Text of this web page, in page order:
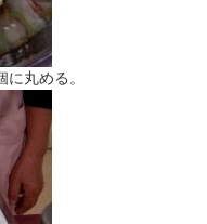
丸める。